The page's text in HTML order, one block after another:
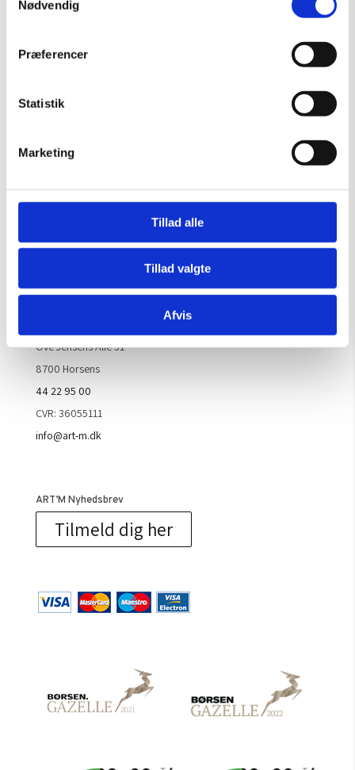
Nødvendig
Præferencer
Statistik
Marketing
Tillad alle
Tillad valgte
Afvis
Gælder til og med 15/8
Mandag – Torsdag:
Lørdag, søndag & helligdage:
Handelsbetingelser
Ove Jensens Allé 31
8700 Horsens
44 22 95 00
CVR: 36055111
info@art-m.dk
ART’M Nyhedsbrev
Tilmeld dig her